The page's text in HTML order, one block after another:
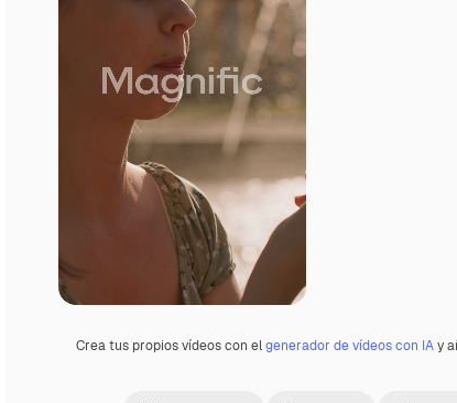
Crea tus propios vídeos con elgenerador de vídeos con IAy